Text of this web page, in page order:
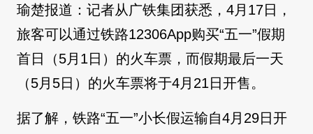
瑜楚报道：记者从广铁集团获悉，4月17日，
旅客可以通过铁路12306App购买“五一”假期
首日（5月1日）的火车票，而假期最后一天
（5月5日）的火车票将于4月21日开售。
据了解，铁路“五一”小长假运输自4月29日开